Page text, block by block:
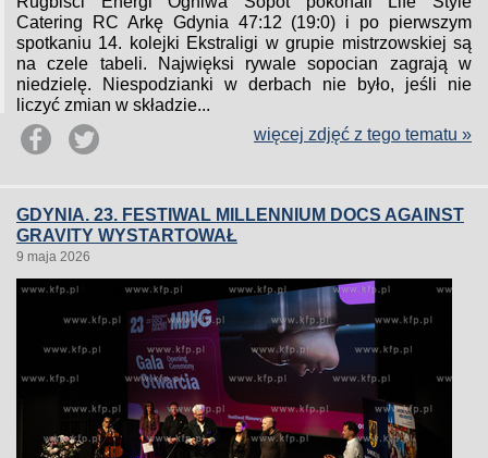
Catering RC Arkę Gdynia 47:12 (19:0) i po pierwszym
spotkaniu 14. kolejki Ekstraligi w grupie mistrzowskiej są
na czele tabeli. Najwięksi rywale sopocian zagrają w
niedzielę. Niespodzianki w derbach nie było, jeśli nie
liczyć zmian w składzie...
więcej zdjęć z tego tematu »
GDYNIA. 23. FESTIWAL MILLENNIUM DOCS AGAINST
GRAVITY WYSTARTOWAŁ
9 maja 2026